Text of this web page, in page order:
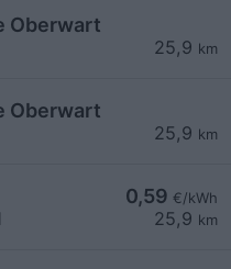
25,9 km
Oberwart
25,9 km
Oberwart
0,59 €/kWh
25,9 km